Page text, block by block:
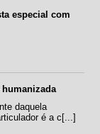
especial com
daquela
é a c[...]